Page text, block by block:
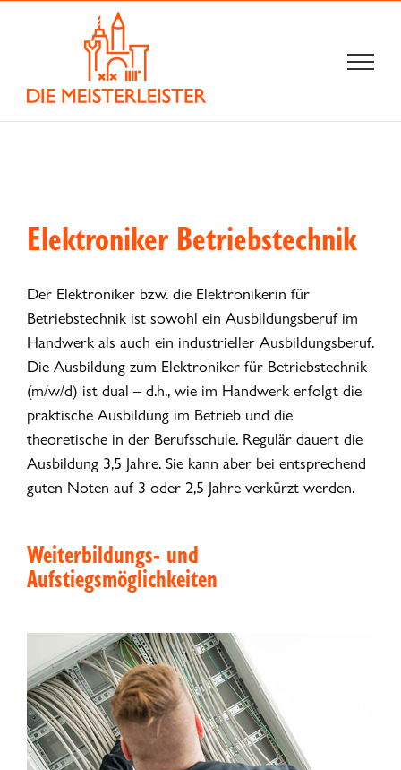
Elektroniker Betriebstechnik
Der Elektroniker bzw. die Elektronikerin für
Betriebstechnik ist sowohl ein Ausbildungsberuf im
Handwerk als auch ein industrieller Ausbildungsberuf.
Die Ausbildung zum Elektroniker für Betriebstechnik
(m/w/d) ist dual – d.h., wie im Handwerk erfolgt die
praktische Ausbildung im Betrieb und die
theoretische in der Berufsschule. Regulär dauert die
Ausbildung 3,5 Jahre. Sie kann aber bei entsprechend
guten Noten auf 3 oder 2,5 Jahre verkürzt werden.
Weiterbildungs- und
Aufstiegsmöglichkeiten